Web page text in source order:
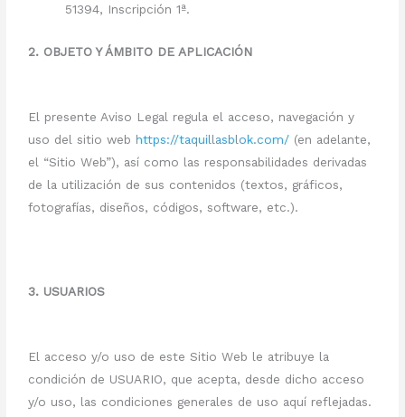
51394, Inscripción 1ª.
2. OBJETO Y ÁMBITO DE APLICACIÓN
El presente Aviso Legal regula el acceso, navegación y
uso del sitio webhttps://taquillasblok.com/ (en adelante,
el “Sitio Web”), así como las responsabilidades derivadas
de la utilización de sus contenidos (textos, gráficos,
fotografías, diseños, códigos, software, etc.).
3. USUARIOS
El acceso y/o uso de este Sitio Web le atribuye la
condición de USUARIO, que acepta, desde dicho acceso
y/o uso, las condiciones generales de uso aquí reflejadas.